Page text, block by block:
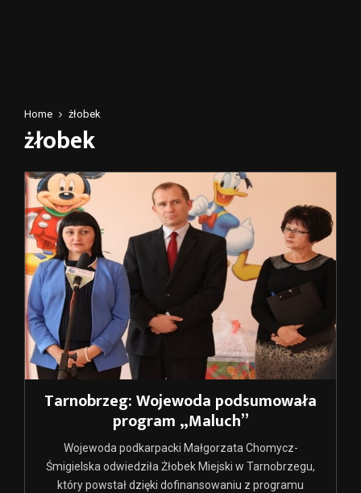
Home żłobek
żłobek
Tarnobrzeg: Wojewoda podsumowała
program „Maluch”
Wojewoda podkarpacki Małgorzata Chomycz-
Śmigielska odwiedziła Żłobek Miejski w Tarnobrzegu,
który powstał dzięki dofinansowaniu z programu